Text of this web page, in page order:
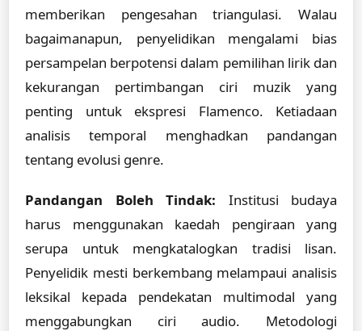
memberikan pengesahan triangulasi. Walau
bagaimanapun, penyelidikan mengalami bias
persampelan berpotensi dalam pemilihan lirik dan
kekurangan pertimbangan ciri muzik yang
penting untuk ekspresi Flamenco. Ketiadaan
analisis temporal menghadkan pandangan
tentang evolusi genre.
Pandangan Boleh Tindak: Institusi budaya
harus menggunakan kaedah pengiraan yang
serupa untuk mengkatalogkan tradisi lisan.
Penyelidik mesti berkembang melampaui analisis
leksikal kepada pendekatan multimodal yang
menggabungkan ciri audio. Metodologi